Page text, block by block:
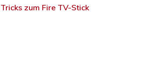
zum Fire TV-Stick